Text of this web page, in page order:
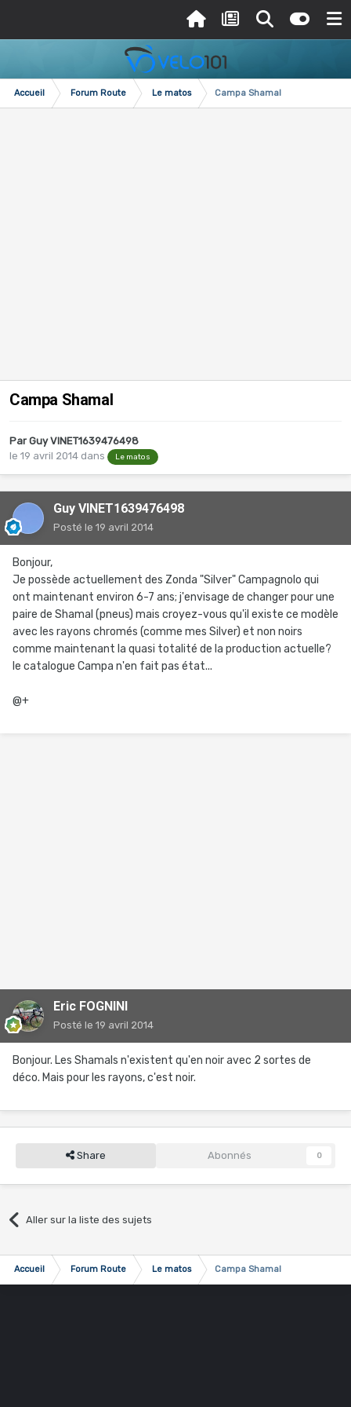
Accueil Forum Route Le matos Campa Shamal
Campa Shamal
Par Guy VINET1639476498
le 19 avril 2014 dans Le matos
Guy VINET1639476498
Posté le 19 avril 2014
Bonjour,
Je possède actuellement des Zonda "Silver" Campagnolo qui
ont maintenant environ 6-7 ans; j'envisage de changer pour une
paire de Shamal (pneus) mais croyez-vous qu'il existe ce modèle
avec les rayons chromés (comme mes Silver) et non noirs
comme maintenant la quasi totalité de la production actuelle?
le catalogue Campa n'en fait pas état...
@+
Eric FOGNINI
Posté le 19 avril 2014
Bonjour. Les Shamals n'existent qu'en noir avec 2 sortes de
déco. Mais pour les rayons, c'est noir.
Share Abonnés 0
Aller sur la liste des sujets
Accueil Forum Route Le matos Campa Shamal